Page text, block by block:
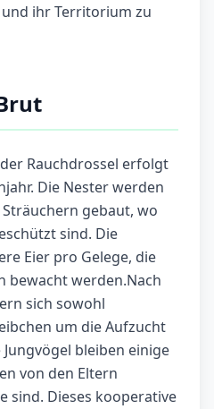
ihr Territorium zu
Rauchdrossel erfolgt
Die Nester werden
gebaut, wo
sind. Die
Eier pro Gelege, die
bewacht werden.Nach
sich sowohl
um die Aufzucht
bleiben einige
von den Eltern
sind. Dieses kooperative